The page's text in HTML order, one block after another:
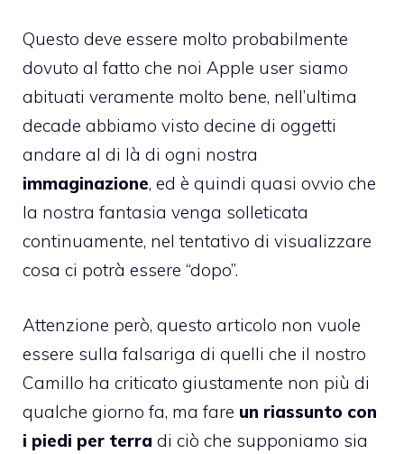
Questo deve essere molto probabilmente
dovuto al fatto che noi Apple user siamo
abituati veramente molto bene, nell’ultima
decade abbiamo visto decine di oggetti
andare al di là di ogni nostra
immaginazione, ed è quindi quasi ovvio che
la nostra fantasia venga solleticata
continuamente, nel tentativo di visualizzare
cosa ci potrà essere “dopo”.
Attenzione però, questo articolo non vuole
essere sulla falsariga di quelli che il nostro
Camillo ha criticato giustamente non più di
qualche giorno fa, ma fare un riassunto con
i piedi per terra di ciò che supponiamo sia